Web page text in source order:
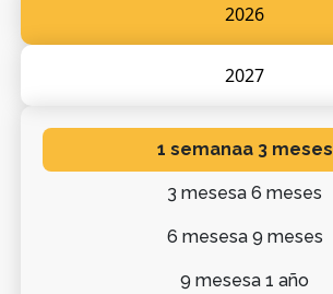
2026
2027
1 semanaa 3 meses
3 mesesa 6 meses
6 mesesa 9 meses
9 mesesa 1 año